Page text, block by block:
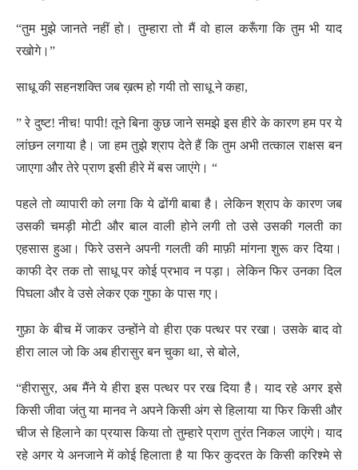
“तुम मुझे जानते नहीं हो। तुम्हारा तो मैं वो हाल करूँगा कि तुम भी याद
रखोगे।”
साधू की सहनशक्ति जब ख़त्म हो गयी तो साधू ने कहा,
” रे दुष्ट! नीच! पापी! तूने बिना कुछ जाने समझे इस हीरे के कारण हम पर ये
लांछन लगाया है। जा हम तुझे श्राप देते हैं कि तुम अभी तत्काल राक्षस बन
जाएगा और तेरे प्राण इसी हीरे में बस जाएंगे। “
पहले तो व्यापारी को लगा कि ये ढोंगी बाबा है। लेकिन श्राप के कारण जब
उसकी चमड़ी मोटी और बाल वाली होने लगी तो उसे उसकी गलती का
एहसास हुआ। फिरे उसने अपनी गलती की माफ़ी मांगना शुरू कर दिया।
काफी देर तक तो साधू पर कोई प्रभाव न पड़ा। लेकिन फिर उनका दिल
पिघला और वे उसे लेकर एक गुफा के पास गए।
गुफ़ा के बीच में जाकर उन्होंने वो हीरा एक पत्थर पर रखा। उसके बाद वो
हीरा लाल जो कि अब हीरासुर बन चुका था, से बोले,
“हीरासुर, अब मैंने ये हीरा इस पत्थर पर रख दिया है। याद रहे अगर इसे
किसी जीवा जंतु या मानव ने अपने किसी अंग से हिलाया या फिर किसी और
चीज से हिलाने का प्रयास किया तो तुम्हारे प्राण तुरंत निकल जाएंगे। याद
रहे अगर ये अनजाने में कोई हिलाता है या फिर कुदरत के किसी करिश्मे से